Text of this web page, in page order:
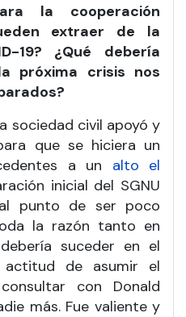
la cooperación
extraer de la
19? ¿Qué debería
próxima crisis nos
sociedad civil apoyó y
que se hiciera un
a un alto el
inicial del SGNU
punto de ser poco
la razón tanto en
suceder en el
de asumir el
con Donald
más. Fue valiente y